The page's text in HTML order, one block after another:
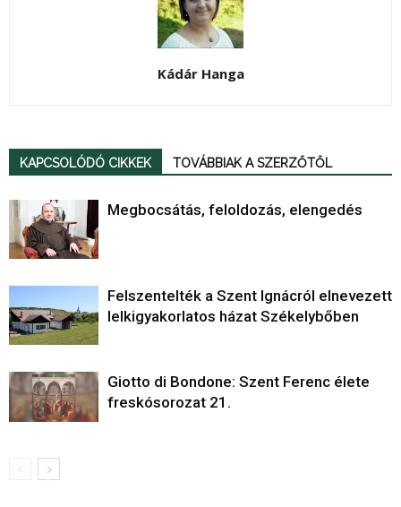
Kádár Hanga
KAPCSOLÓDÓ CIKKEK TOVÁBBIAK A SZERZŐTŐL
Megbocsátás, feloldozás, elengedés
Felszentelték a Szent Ignácról elnevezett
lelkigyakorlatos házat Székelybőben
Giotto di Bondone: Szent Ferenc élete
freskósorozat 21.